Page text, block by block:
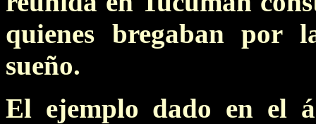
quienes bregaban por
sueño.
El ejemplo dado en el